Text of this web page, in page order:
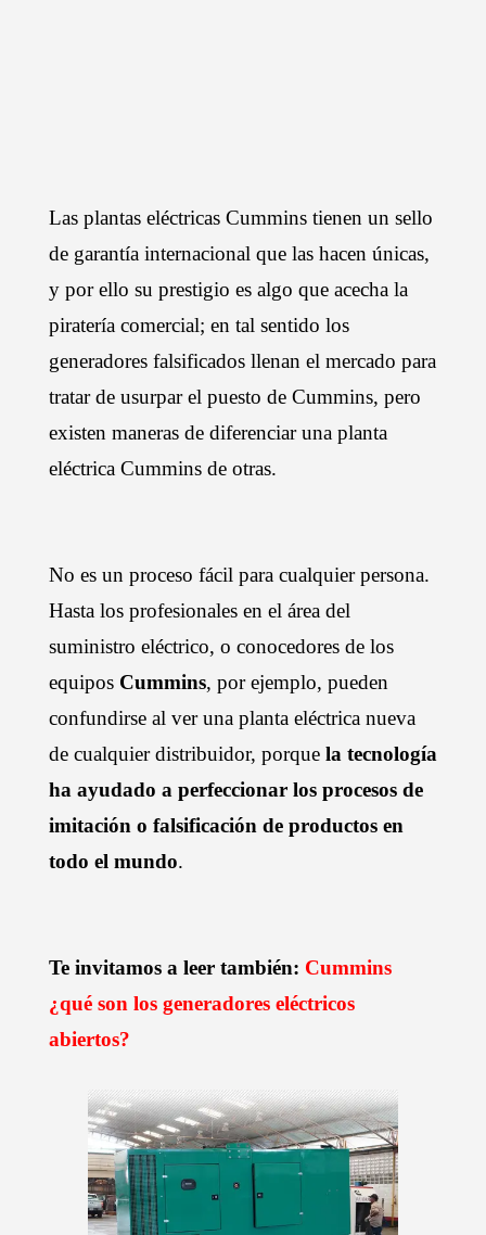
Las plantas eléctricas Cummins tienen un sello
de garantía internacional que las hacen únicas,
y por ello su prestigio es algo que acecha la
piratería comercial; en tal sentido los
generadores falsificados llenan el mercado para
tratar de usurpar el puesto de Cummins, pero
existen maneras de diferenciar una planta
eléctrica Cummins de otras.
No es un proceso fácil para cualquier persona.
Hasta los profesionales en el área del
suministro eléctrico, o conocedores de los
equipos Cummins, por ejemplo, pueden
confundirse al ver una planta eléctrica nueva
de cualquier distribuidor, porque la tecnología
ha ayudado a perfeccionar los procesos de
imitación o falsificación de productos en
todo el mundo.
Te invitamos a leer también: Cummins
¿qué son los generadores eléctricos
abiertos?